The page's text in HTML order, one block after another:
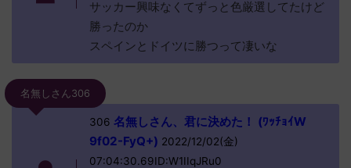
サッカー興味なくてずっと色厳選してたけど
勝ったのか
スペインとドイツに勝つって凄いな
名無しさん306
306 名無しさん、君に決めた！ (ﾜｯﾁｮｲW
9f02-FyQ+) 2022/12/02(金)
07:04:30.69ID:W1IIqJRu0